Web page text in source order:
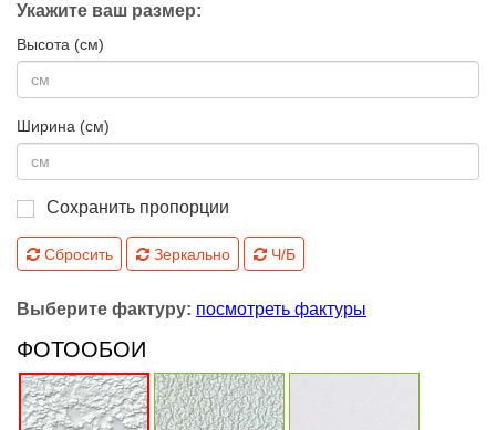
Укажите ваш размер:
Высота (см)
Ширина (см)
Сохранить пропорции
Сбросить Зеркально Ч/Б
Выберите фактуру: посмотреть фактуры
ФОТООБОИ